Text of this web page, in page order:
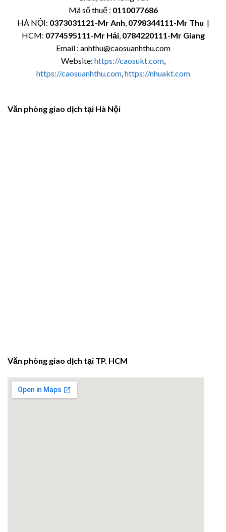
Mã số thuế : 0110077686
HÀ NỘI: 0373031121-Mr Anh, 0798344111-Mr Thu |
HCM: 0774595111-Mr Hải, 0784220111-Mr Giang
Email : anhthu@caosuanhthu.com
Website: https://caosukt.com,
https://caosuanhthu.com,https://nhuakt.com
Văn phòng giao dịch tại Hà Nội
Văn phòng giao dịch tại TP. HCM